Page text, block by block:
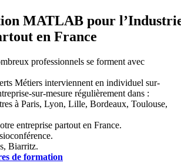
MATLAB pour
en France
professionnels se forment avec
Métiers interviennent en individuel sur-
sur-mesure régulièrement dans :
à Paris, Lyon, Lille, Bordeaux, Toulouse,
entreprise partout en France.
Biarritz.
de formation